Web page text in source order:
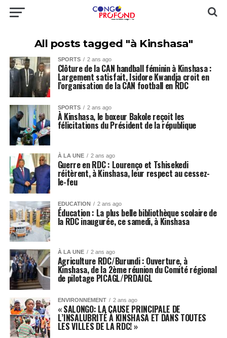
All posts tagged "à Kinshasa"
SPORTS 2 ans ago
Clôture de la CAN handball féminin à Kinshasa :
Largement satisfait, Isidore Kwandja croit en
l’organisation de la CAN football en RDC
SPORTS 2 ans ago
À Kinshasa, le boxeur Bakole reçoit les
félicitations du Président de la république
À LA UNE 2 ans ago
Guerre en RDC : Lourenço et Tshisekedi
réitèrent, à Kinshasa, leur respect au cessez-
le-feu
EDUCATION 2 ans ago
Éducation : La plus belle bibliothèque scolaire de
la RDC inaugurée, ce samedi, à Kinshasa
À LA UNE 2 ans ago
Agriculture RDC/Burundi : Ouverture, à
Kinshasa, de la 2ème réunion du Comité régional
de pilotage PICAGL/PRDAIGL
ENVIRONNEMENT 2 ans ago
« SALONGO: LA CAUSE PRINCIPALE DE
L’INSALUBRITÉ À KINSHASA ET DANS TOUTES
LES VILLES DE LA RDC! »